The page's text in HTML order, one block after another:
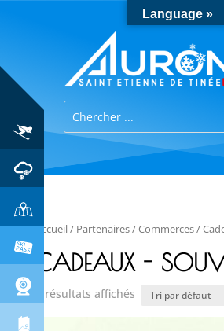
Accueil/ Partenaires/Commerces/
CADEAUX -
4 résultats affichés
Language »